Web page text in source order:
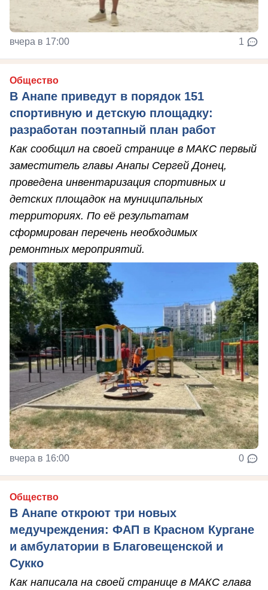
вчера в 17:00 1
Общество
В Анапе приведут в порядок 151
спортивную и детскую площадку:
разработан поэтапный план работ
Как сообщил на своей странице в МАКС первый
заместитель главы Анапы Сергей Донец,
проведена инвентаризация спортивных и
детских площадок на муниципальных
территориях. По её результатам
сформирован перечень необходимых
ремонтных мероприятий.
вчера в 16:00 0
Общество
В Анапе откроют три новых
медучреждения: ФАП в Красном Кургане
и амбулатории в Благовещенской и
Сукко
Как написала на своей странице в МАКС глава